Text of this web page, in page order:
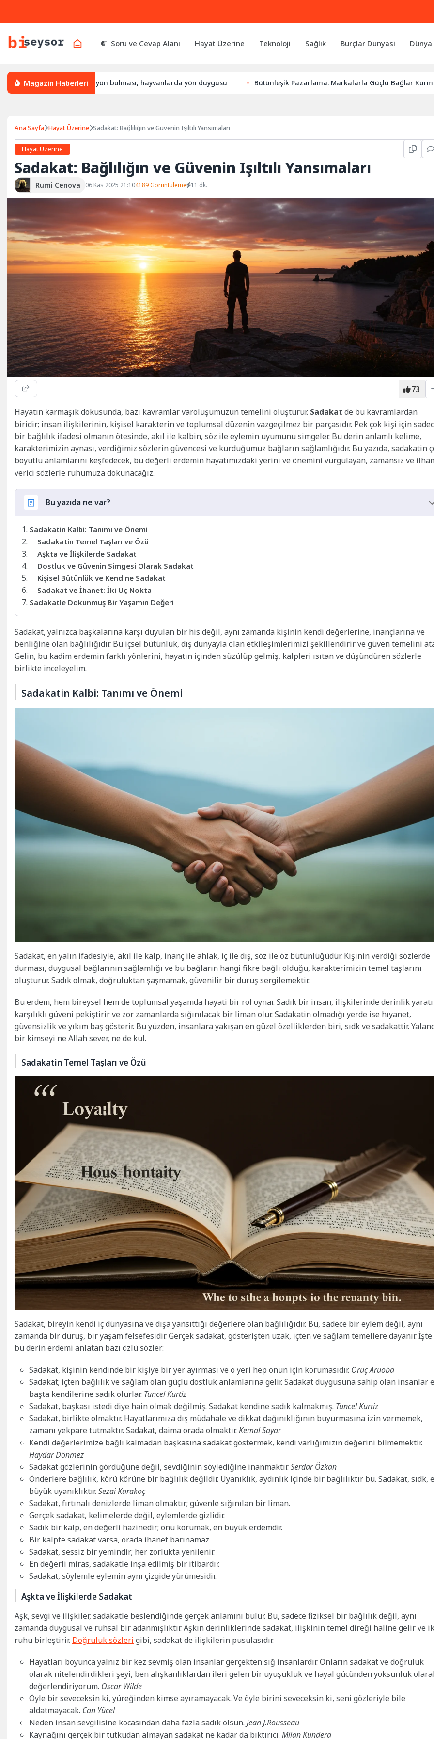
Soru ve Cevap Alanı Hayat Üzerine Teknoloji Sağlık Burçlar Dunyasi
Magazin Haberleri
yön bulur, leylek yön bulması, hayvanlarda yön duygusu Bütünleşik Pazarlama: Markalarla Güçlü Bağlar Kurmanın
Ana Sayfa Hayat Üzerine Sadakat: Bağlılığın ve Güvenin Işıltılı Yansımaları
Hayat Üzerine
Sadakat: Bağlılığın ve Güvenin Işıltılı Yansımaları
Rumi Cenova 06 Kas 2025 21:104189 Görüntüleme 11 dk.
73
Hayatın karmaşık dokusunda, bazı kavramlar varoluşumuzun temelini oluşturur. Sadakat de bu kavramlardan
biridir; insan ilişkilerinin, kişisel karakterin ve toplumsal düzenin vazgeçilmez bir parçasıdır. Pek çok kişi için
bir bağlılık ifadesi olmanın ötesinde, akıl ile kalbin, söz ile eylemin uyumunu simgeler. Bu derin anlamlı kelime,
karakterimizin aynası, verdiğimiz sözlerin güvencesi ve kurduğumuz bağların sağlamlığıdır. Bu yazıda, sadakatin
boyutlu anlamlarını keşfedecek, bu değerli erdemin hayatımızdaki yerini ve önemini vurgulayan, zamansız ve
verici sözlerle ruhumuza dokunacağız.
Bu yazıda ne var?
Sadakatin Kalbi: Tanımı ve Önemi
Sadakatin Temel Taşları ve Özü
Aşkta ve İlişkilerde Sadakat
Dostluk ve Güvenin Simgesi Olarak Sadakat
Kişisel Bütünlük ve Kendine Sadakat
Sadakat ve İhanet: İki Uç Nokta
Sadakatle Dokunmuş Bir Yaşamın Değeri
Sadakat, yalnızca başkalarına karşı duyulan bir his değil, aynı zamanda kişinin kendi değerlerine, inançlarına ve
benliğine olan bağlılığıdır. Bu içsel bütünlük, dış dünyayla olan etkileşimlerimizi şekillendirir ve güven temelini
Gelin, bu kadim erdemin farklı yönlerini, hayatın içinden süzülüp gelmiş, kalpleri ısıtan ve düşündüren sözlerle
birlikte inceleyelim.
Sadakatin Kalbi: Tanımı ve Önemi
Sadakat, en yalın ifadesiyle, akıl ile kalp, inanç ile ahlak, iç ile dış, söz ile öz bütünlüğüdür. Kişinin verdiği sözlerde
durması, duygusal bağlarının sağlamlığı ve bu bağların hangi fikre bağlı olduğu, karakterimizin temel taşlarını
oluşturur. Sadık olmak, doğruluktan şaşmamak, güvenilir bir duruş sergilemektir.
Bu erdem, hem bireysel hem de toplumsal yaşamda hayati bir rol oynar. Sadık bir insan, ilişkilerinde derinlik
karşılıklı güveni pekiştirir ve zor zamanlarda sığınılacak bir liman olur. Sadakatin olmadığı yerde ise hıyanet,
güvensizlik ve yıkım baş gösterir. Bu yüzden, insanlara yakışan en güzel özelliklerden biri, sıdk ve sadakattir.
bir kimseyi ne Allah sever, ne de kul.
Sadakatin Temel Taşları ve Özü
Sadakat, bireyin kendi iç dünyasına ve dışa yansıttığı değerlere olan bağlılığıdır. Bu, sadece bir eylem değil, aynı
zamanda bir duruş, bir yaşam felsefesidir. Gerçek sadakat, gösterişten uzak, içten ve sağlam temellere dayanır. İşte
bu derin erdemi anlatan bazı özlü sözler:
Sadakat, kişinin kendinde bir kişiye bir yer ayırması ve o yeri hep onun için korumasıdır. Oruç Aruoba
Sadakat; içten bağlılık ve sağlam olan güçlü dostluk anlamlarına gelir. Sadakat duygusuna sahip olan insanlar
başta kendilerine sadık olurlar. Tuncel Kurtiz
Sadakat, başkası istedi diye hain olmak değilmiş. Sadakat kendine sadık kalmakmış. Tuncel Kurtiz
Sadakat, birlikte olmaktır. Hayatlarımıza dış müdahale ve dikkat dağınıklığının buyurmasına izin vermemek,
zamanı yekpare tutmaktır. Sadakat, daima orada olmaktır.Kemal Sayar
Kendi değerlerimize bağlı kalmadan başkasına sadakat göstermek, kendi varlığımızın değerini bilmemektir.
Haydar Dönmez
Sadakat gözlerinin gördüğüne değil, sevdiğinin söylediğine inanmaktır.Serdar Özkan
Önderlere bağlılık, körü körüne bir bağlılık değildir. Uyanıklık, aydınlık içinde bir bağlılıktır bu. Sadakat, sıdk,
büyük uyanıklıktır.Sezai Karakoç
Sadakat, fırtınalı denizlerde liman olmaktır; güvenle sığınılan bir liman.
Gerçek sadakat, kelimelerde değil, eylemlerde gizlidir.
Sadık bir kalp, en değerli hazinedir; onu korumak, en büyük erdemdir.
Bir kalpte sadakat varsa, orada ihanet barınamaz.
Sadakat, sessiz bir yemindir; her zorlukta yenilenir.
En değerli miras, sadakatle inşa edilmiş bir itibardır.
Sadakat, söylemle eylemin aynı çizgide yürümesidir.
Aşkta ve İlişkilerde Sadakat
Aşk, sevgi ve ilişkiler, sadakatle beslendiğinde gerçek anlamını bulur. Bu, sadece fiziksel bir bağlılık değil, aynı
zamanda duygusal ve ruhsal bir adanmışlıktır. Aşkın derinliklerinde sadakat, ilişkinin temel direği haline gelir ve
ruhu birleştirir. Doğruluk sözleri gibi, sadakat de ilişkilerin pusulasıdır.
Hayatları boyunca yalnız bir kez sevmiş olan insanlar gerçekten sığ insanlardır. Onların sadakat ve doğruluk
olarak nitelendirdikleri şeyi, ben alışkanlıklardan ileri gelen bir uyuşukluk ve hayal gücünden yoksunluk
değerlendiriyorum. Oscar Wilde
Öyle bir seveceksin ki, yüreğinden kimse ayıramayacak. Ve öyle birini seveceksin ki, seni gözleriyle bile
aldatmayacak. Can Yücel
Neden insan sevgilisine kocasından daha fazla sadık olsun. Jean J.Rousseau
Kaynağını gerçek bir tutkudan almayan sadakat ne kadar da bıktırıcı. Milan Kundera